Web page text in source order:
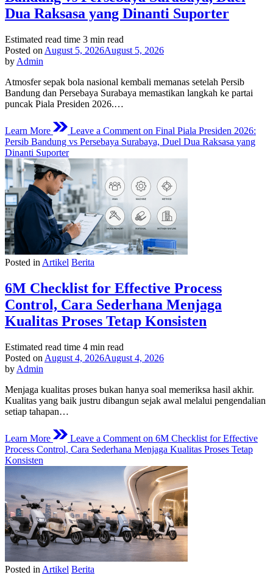
Dua Raksasa yang Dinanti Suporter
Estimated read time 3 min read
Posted on August 5, 2026August 5, 2026
by Admin
Atmosfer sepak bola nasional kembali memanas setelah Persib
Bandung dan Persebaya Surabaya memastikan langkah ke partai
puncak Piala Presiden 2026.…
Learn More Leave a Comment on Final Piala Presiden 2026:
Persib Bandung vs Persebaya Surabaya, Duel Dua Raksasa yang
Dinanti Suporter
Posted in Artikel Berita
6M Checklist for Effective Process
Control, Cara Sederhana Menjaga
Kualitas Proses Tetap Konsisten
Estimated read time 4 min read
Posted on August 4, 2026August 4, 2026
by Admin
Menjaga kualitas proses bukan hanya soal memeriksa hasil akhir.
Kualitas yang baik justru dibangun sejak awal melalui pengendalian
setiap tahapan…
Learn More Leave a Comment on 6M Checklist for Effective
Process Control, Cara Sederhana Menjaga Kualitas Proses Tetap
Konsisten
Posted in Artikel Berita